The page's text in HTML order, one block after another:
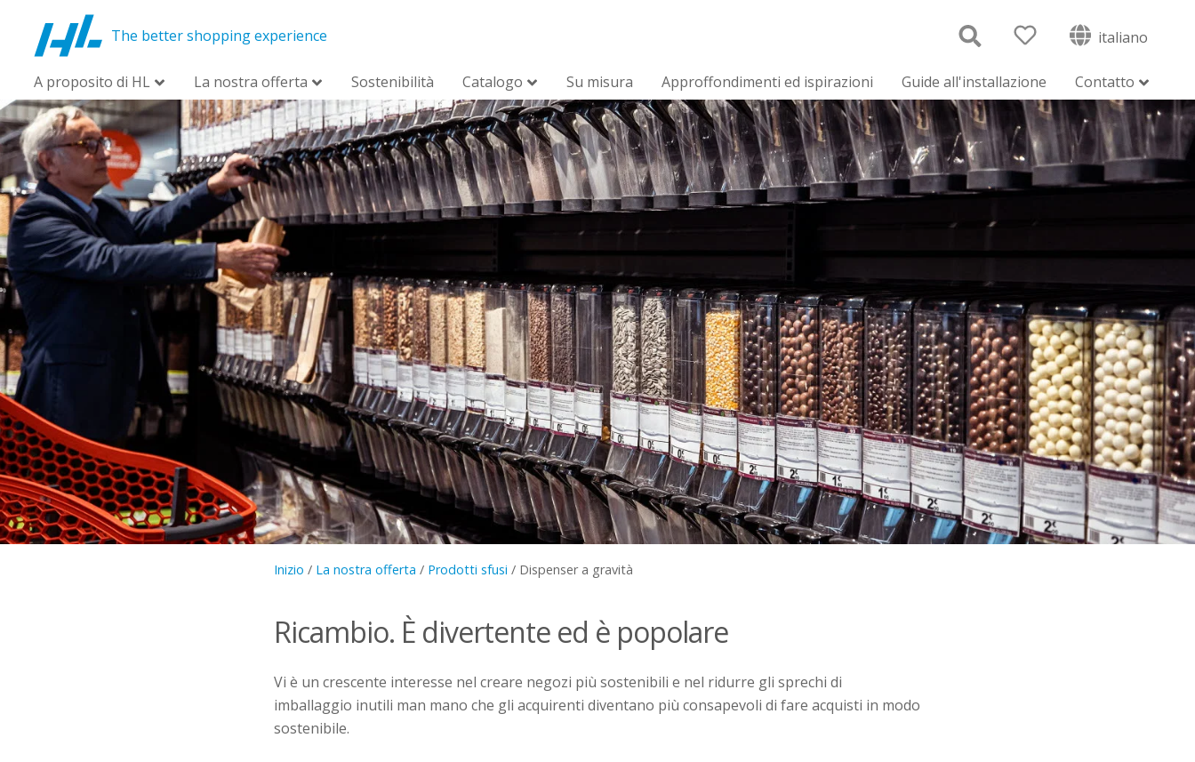
The better shopping experience italiano
A proposito di HL La nostra offerta Sostenibilità Catalogo Su misura Approffondimenti ed ispirazioni Guide all'installazione Contatto
Inizio / La nostra offerta / Prodotti sfusi / Dispenser a gravità
Ricambio. È divertente ed è popolare
Vi è un crescente interesse nel creare negozi più sostenibili e nel ridurre gli sprechi di
imballaggio inutili man mano che gli acquirenti diventano più consapevoli di fare acquisti in modo
sostenibile.